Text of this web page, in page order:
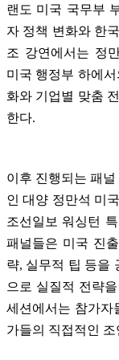
랜도 미국 국무부
자 정책 변화와 한
조 강연에서는 정
미국 행정부 하에
화와 기업별 맞춤
한다.
이후 진행되는 패
인 대양 정만석 미
조선일보 워싱턴 특
패널들은 미국 진
략, 실무적 팁 등을
으로 실질적 전략
세션에서는 참가자
가들의 직접적인